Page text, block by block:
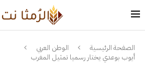
الصفحة الرئيسية
الوطن العربي
أيوب بوعدي يختار رسميا تمثيل المغرب